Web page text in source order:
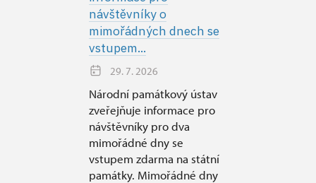
návštěvníky o
mimořádných dnech se
vstupem...
29. 7. 2026
Národní památkový ústav
zveřejňuje informace pro
návštěvníky pro dva
mimořádné dny se
vstupem zdarma na státní
památky. Mimořádné dny